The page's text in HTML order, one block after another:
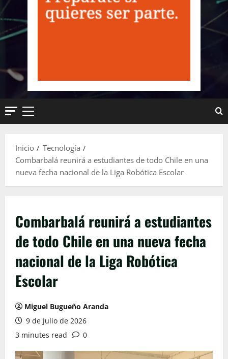
Menú
Inicio
Tecnología
Combarbalá reunirá a estudiantes de todo Chile en una
nueva fecha nacional de la Liga Robótica Escolar
Combarbalá reunirá a estudiantes
de todo Chile en una nueva fecha
nacional de la Liga Robótica
Escolar
Miguel Bugueño Aranda
9 de Julio de 2026
3 minutes read
0